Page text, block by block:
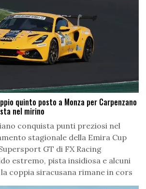
quinto posto a Monza per Carpenzano
nel mirino
conquista punti preziosi nel
stagionale della Emira Cup
GT di FX Racing
estremo, pista insidiosa e alcuni
coppia siracusana rimane in cors